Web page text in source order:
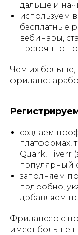
дальше и
используем
бесплатные
вебинары,
постоянно
Чем их больше,
фриланс
создаем
платформах,
Quark, Fiverr
популярный
заполняем
подробно,
добавляем
Фрилансер с
имеет больше